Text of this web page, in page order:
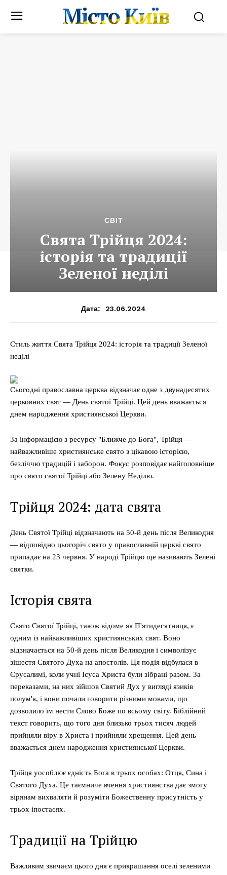
Місто Київ
СВІТ
Свята Трійця 2024:
історія та традиції
Зеленої неділі
Дата: 23.06.2024
Стиль життя Свята Трійця 2024: історія та традиції Зеленої
неділі
Сьогодні православна церква відзначає одне з двунадесятих
церковних свят — День святої Трійці. Цей день вважається
днем народження християнської Церкви.
За інформацією з ресурсу "Ближче до Бога", Трійця —
найважливіше християнське свято з цікавою історією,
безліччю традицій і заборон. Фокус розповідає найголовніше
про свято святої Трійці або Зелену Неділю.
Трійця 2024: дата свята
День Святої Трійці відзначають на 50-й день після Великодня
— відповідно цьогоріч свято у православній церкві свято
припадає на 23 червня. У народі Трійцю ще називають Зелені
святки.
Історія свята
Свято Святої Трійці, також відоме як П'ятидесятниця, є
одним із найважливіших християнських свят. Воно
відзначається на 50-й день після Великодня і символізує
зішестя Святого Духа на апостолів. Ця подія відбулася в
Єрусалимі, коли учні Ісуса Христа були зібрані разом. За
переказами, на них зійшов Святий Дух у вигляді язиків
полум'я, і вони почали говорити різними мовами, що
дозволило їм нести Слово Боже по всьому світу. Біблійний
текст говорить, що того дня близько трьох тисяч людей
прийняли віру в Христа і прийняли хрещення. Цей день
вважається днем народження християнської Церкви.
Трійця уособлює єдність Бога в трьох особах: Отця, Сина і
Святого Духа. Це таємниче вчення християнства дає змогу
вірянам вихваляти й розуміти Божественну присутність у
трьох іпостасях.
Традиції на Трійцю
Важливим звичаєм цього дня є прикрашання оселі зеленими